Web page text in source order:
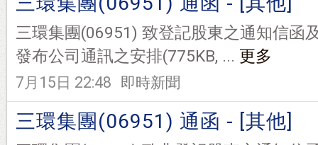
三環集團(06951) 致登記股東之通知信函
發布公司通訊之安排(775KB, ... 更多
7月15日 22:48 即時新聞
三環集團(06951) 通函 - [其他]